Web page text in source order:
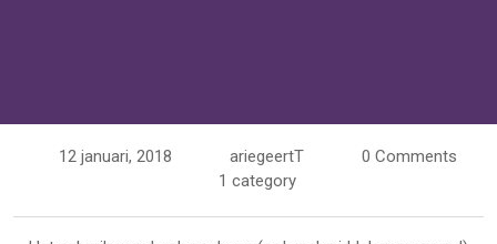
12 januari, 2018 ariegeertT
0 Comments
1 category